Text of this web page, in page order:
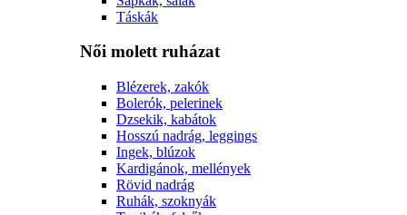
Táskák
Női molett ruházat
Blézerek, zakók
Bolerók, pelerinek
Dzsekik, kabátok
Hosszú nadrág, leggings
Ingek, blúzok
Kardigánok, mellények
Rövid nadrág
Ruhák, szoknyák